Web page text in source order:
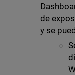
de
y se